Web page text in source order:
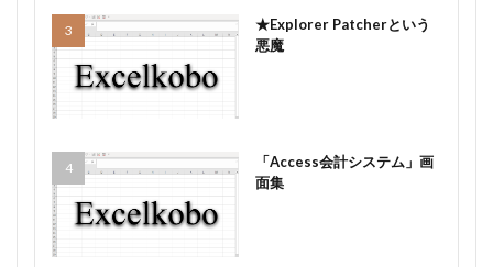
★Explorer Patcherという
悪魔
「Access会計システム」画
面集